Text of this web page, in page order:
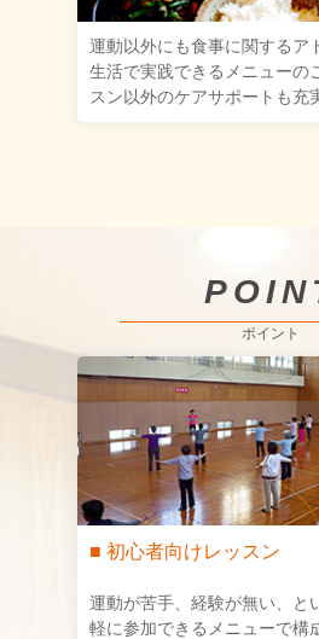
運動以外にも食事に関するア
生活で実践できるメニューの
スン以外のケアサポートも充
ポイント
■ 初心者向けレッスン
運動が苦手、経験が無い、と
軽に参加できるメニューで構